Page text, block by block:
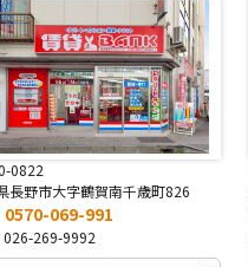
0822
長野市大字鶴賀南千歳町826
0570-069-991
026-269-9992